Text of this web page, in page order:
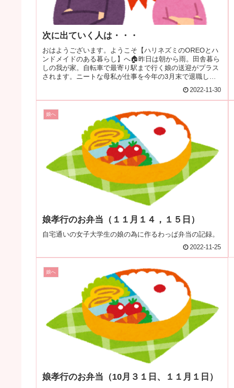
次に出ていく人は・・・
おはようございます。ようこそ【ハリネズミのOREOとハ
ンドメイドのある暮らし】へ🏠昨日は朝から雨。田舎暮ら
しの我が家。自転車で最寄り駅まで行く娘の送迎がプラス
されます。ニートな母私が仕事を今年の3月末で退職し、
2022-11-30
娘へ
娘孝行のお弁当（１１月１４，１５日）
自宅通いの女子大学生の娘の為に作るわっぱ弁当の記録。
2022-11-25
娘へ
娘孝行のお弁当（10月３１日、１１月１日）